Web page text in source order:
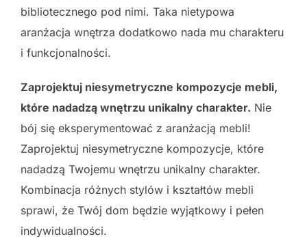
bibliotecznego pod nimi. Taka nietypowa
aranżacja wnętrza dodatkowo nada mu charakteru
i funkcjonalności.
Zaprojektuj niesymetryczne kompozycje mebli,
które nadadzą wnętrzu unikalny charakter. Nie
bój się eksperymentować z aranżacją mebli!
Zaprojektuj niesymetryczne kompozycje, które
nadadzą Twojemu wnętrzu unikalny charakter.
Kombinacja różnych stylów i kształtów mebli
sprawi, że Twój dom będzie wyjątkowy i pełen
indywidualności.